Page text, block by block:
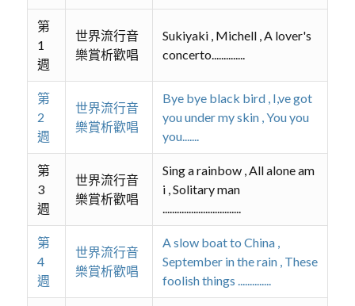
第
1
週
世界流行音
樂賞析歡唱
Sukiyaki , Michell , A lover's
concerto..............
第
2
週
世界流行音
樂賞析歡唱
Bye bye black bird , I,ve got
you under my skin , You you
you.......
第
3
週
世界流行音
樂賞析歡唱
Sing a rainbow , All alone am
i , Solitary man
.................................
第
4
週
世界流行音
樂賞析歡唱
A slow boat to China ,
September in the rain , These
foolish things ..............